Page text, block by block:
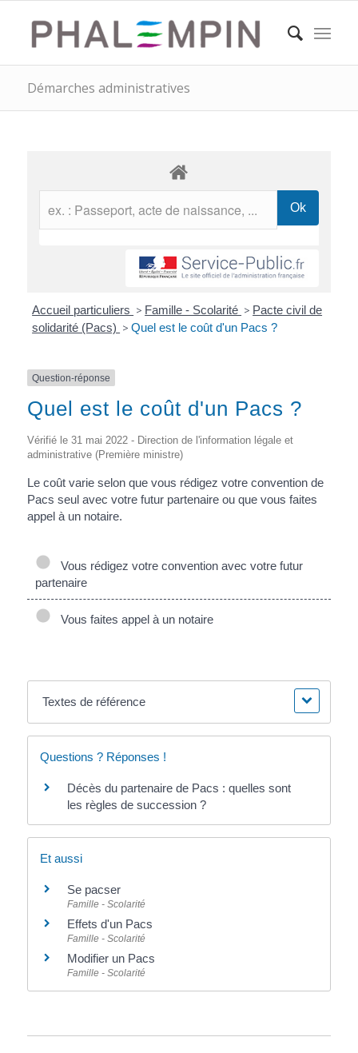
Démarches administratives
Accueil particuliers > Famille - Scolarité > Pacte civil de
solidarité (Pacs) > Quel est le coût d'un Pacs ?
Question-réponse
Quel est le coût d'un Pacs ?
Vérifié le 31 mai 2022 - Direction de l'information légale et
administrative (Première ministre)
Le coût varie selon que vous rédigez votre convention de
Pacs seul avec votre futur partenaire ou que vous faites
appel à un notaire.
Vous rédigez votre convention avec votre futur
partenaire
Vous faites appel à un notaire
Textes de référence
Questions ? Réponses !
Décès du partenaire de Pacs : quelles sont
les règles de succession ?
Et aussi
Se pacser
Famille - Scolarité
Effets d'un Pacs
Famille - Scolarité
Modifier un Pacs
Famille - Scolarité